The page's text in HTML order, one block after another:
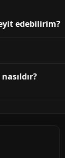
edebilirim?